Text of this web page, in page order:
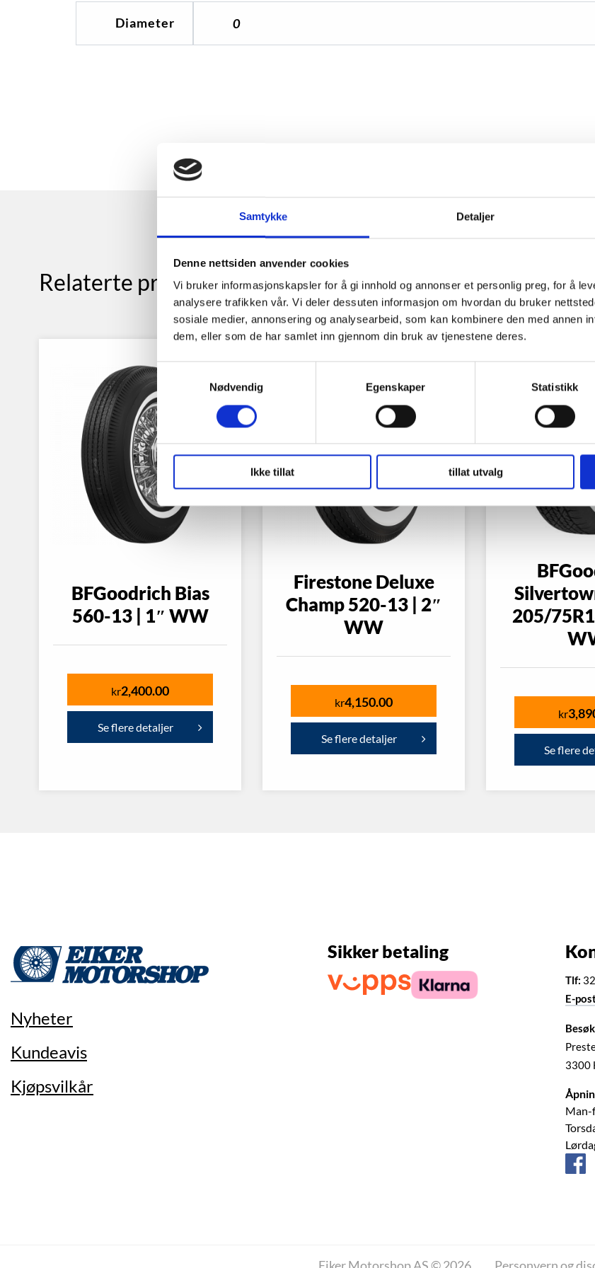
Samtykke Detaljer
Denne nettsiden anvender cookies
Vi bruker informasjonskapsler for å gi innhold og annonser et personlig preg, for å
analysere trafikken vår. Vi deler dessuten informasjon om hvordan du bruker
sosiale medier, annonsering og analysearbeid, som kan kombinere den med annen
dem, eller som de har samlet inn gjennom din bruk av tjenestene deres.
Samtykkevalg
Nødvendig
Egenskaper Statistikk
Ikke tillat tillat utvalg
Diameter 0
Relaterte produkter
BFGoodrich Bias
560-13 | 1″ WW
kr2,400.00
Se flere detaljer
Firestone Deluxe
Champ 520-13 | 2″
WW
kr4,150.00
Se flere detaljer
205/
kr
Se flere
Nyheter
Kundeavis
Kjøpsvilkår
Sikker betaling
Tlf:
E-
3300
Man-